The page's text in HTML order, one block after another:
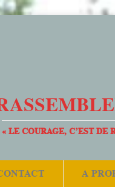
« LE COURAGE, C’EST DE
A